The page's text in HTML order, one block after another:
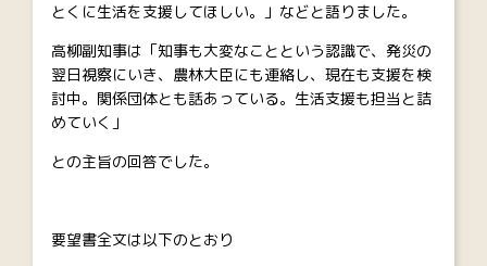
とくに生活を支援してほしい。」などと語りました。
高柳副知事は「知事も大変なことという認識で、発災の
翌日視察にいき、農林大臣にも連絡し、現在も支援を検
討中。関係団体とも話あっている。生活支援も担当と詰
めていく」
との主旨の回答でした。
要望書全文は以下のとおり